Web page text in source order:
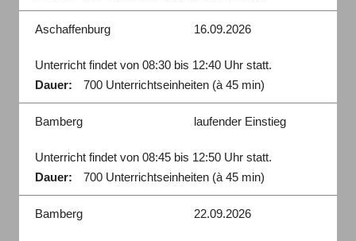
Aschaffenburg 16.09.2026
Unterricht findet von 08:30 bis 12:40 Uhr statt.
Dauer:
700 Unterrichtseinheiten (à 45 min)
Bamberg laufender Einstieg
Unterricht findet von 08:45 bis 12:50 Uhr statt.
Dauer:
700 Unterrichtseinheiten (à 45 min)
Bamberg 22.09.2026